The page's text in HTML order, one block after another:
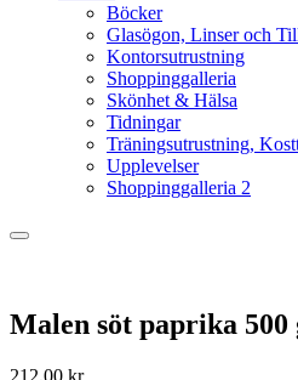
Böcker
Glasögon, Linser och
Kontorsutrustning
Shoppinggalleria
Skönhet & Hälsa
Tidningar
Träningsutrustning,
Upplevelser
Shoppinggalleria 2
Malen söt paprika 500
212,00 kr